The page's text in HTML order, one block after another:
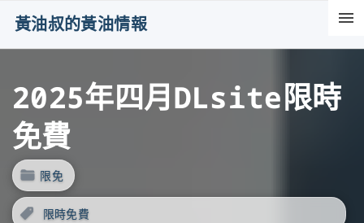
黃油叔的黃油情報
2025年四月DLsite限時
免費
限免
限時免費